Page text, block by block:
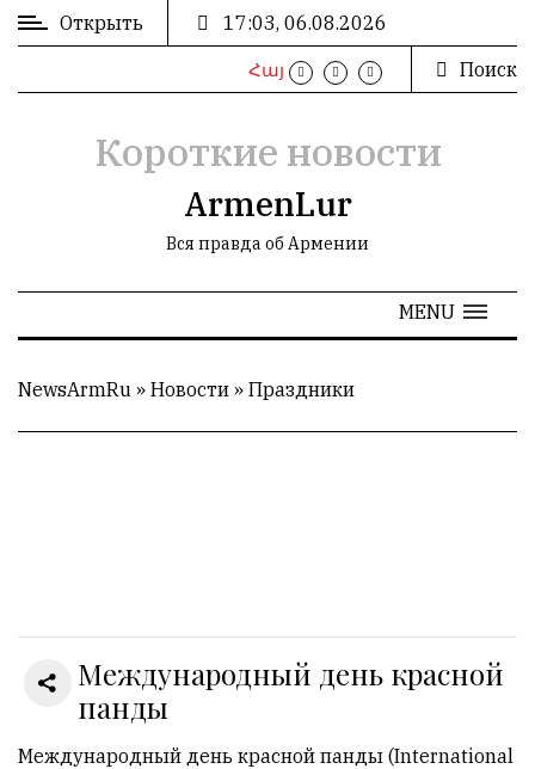
ВХОД
РЕГИСТРАЦИЯ
РЕКЛАМА
1
Гостей:
Пользователей:
0
Открыть 17:03, 06.08.2026
Հայ Поиск
Короткие новости
ArmenLur
Вся правда об Армении
MENU
NewsArmRu » Новости » Праздники
Международный день красной
панды
Международный день красной панды (International